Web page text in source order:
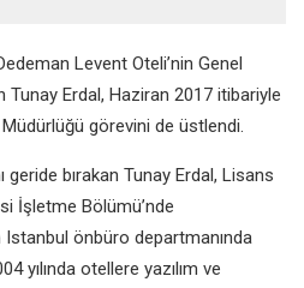
Levent Oteli’nin Genel
Erdal, Haziran 2017 itibariyle
görevini de üstlendi.
geride bırakan Tunay Erdal, Lisans
İşletme Bölümü’nde
önbüro departmanında
yılında otellere yazılım ve